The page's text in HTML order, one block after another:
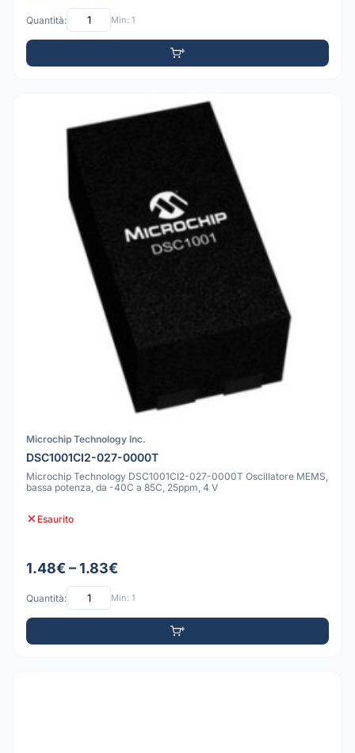
Quantità: Min: 1
Microchip Technology Inc.
DSC1001CI2-027-0000T
Microchip Technology DSC1001CI2-027-0000T Oscillatore MEMS,
bassa potenza, da -40C a 85C, 25ppm, 4 V
Esaurito
1.48€ – 1.83€
Quantità: Min: 1